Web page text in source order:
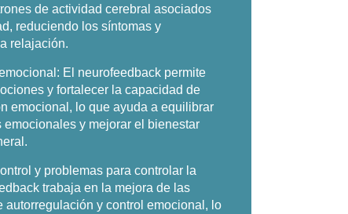
de actividad cerebral asociados
reduciendo los síntomas y
relajación.
El neurofeedback permite
y fortalecer la capacidad de
emocional, lo que ayuda a equilibrar
emocionales y mejorar el bienestar
y problemas para controlar la
trabaja en la mejora de las
autorregulación y control emocional, lo